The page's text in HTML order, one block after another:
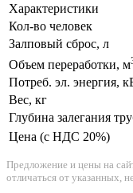
Характеристики
Кол-во человек
Залповый сброс, л
Объем переработки, м
Потреб. эл. энергия,
Вес, кг
Глубина залегания
Цена (с НДС 20%)
Предложение и цены на
отличаться от указанных,